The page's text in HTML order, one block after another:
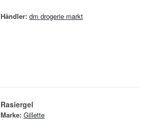
Händler: dm drogerie markt
Rasiergel
Marke: Gillette